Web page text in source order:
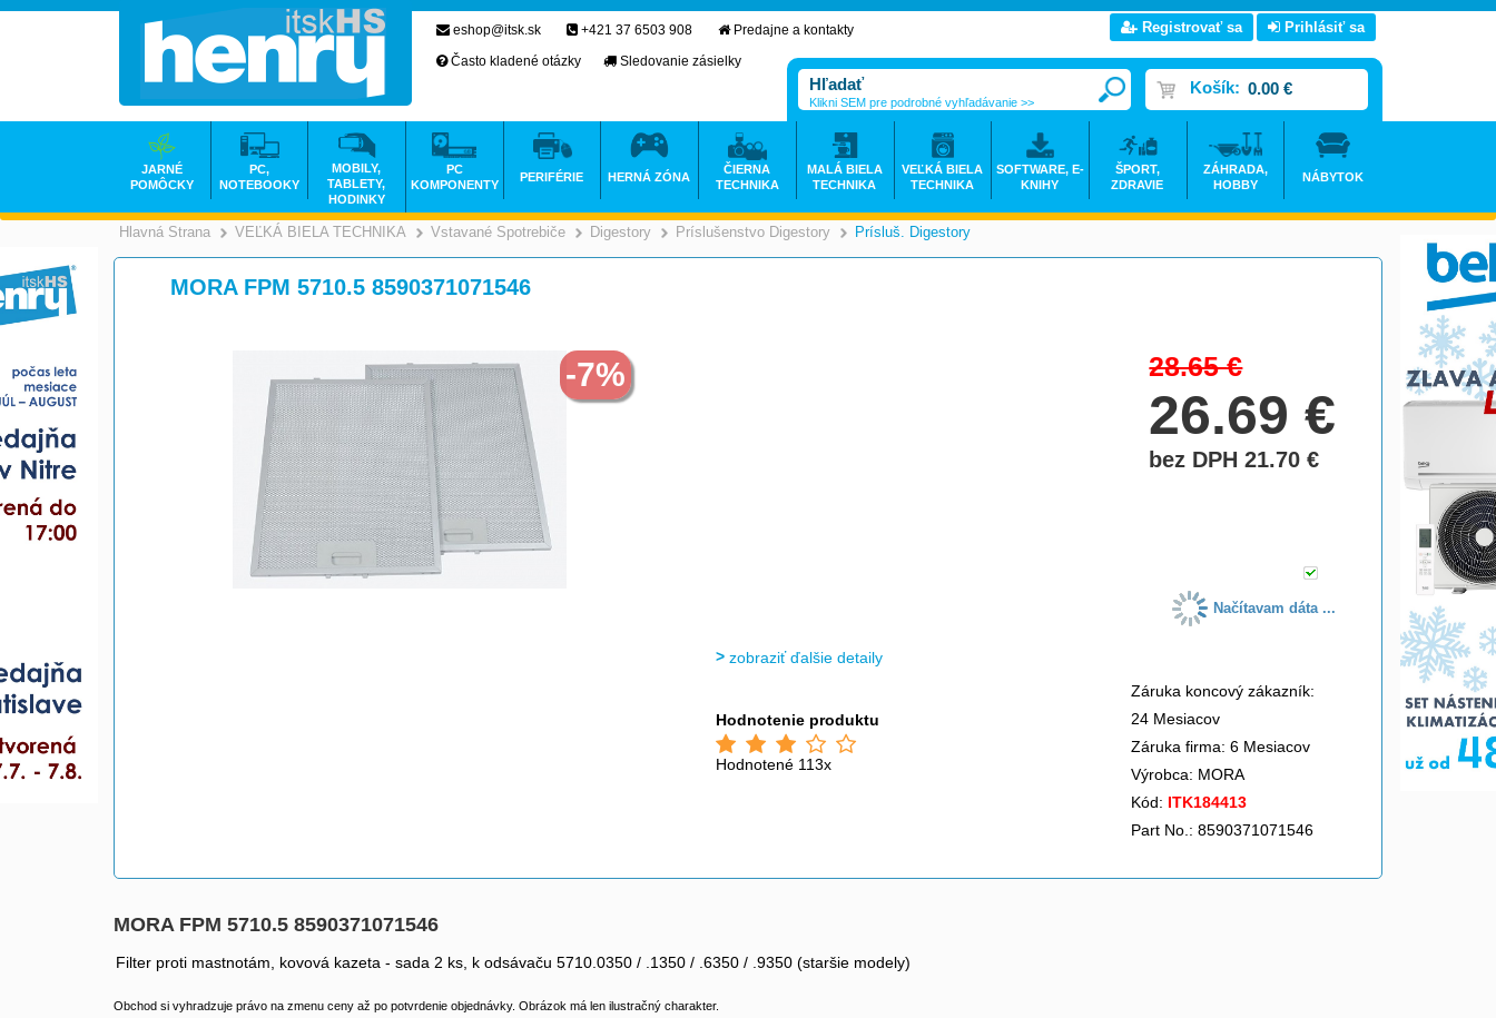
Hlavná Strana >
VEĽKÁ BIELA TECHNIKA >
Vstavané Spotrebiče >
Digestory Príslušenstvo Digestory Prísluš. Digestory
MORA FPM 5710.5 8590371071546
-7% 28.65€
26.69€
bez DPH 21.70€
Načítavam dáta ...
zobraziť ďalšie detaily
Hodnotenie produktu
Hodnotené 113x
Záruka koncový zákazník:
24 Mesiacov
Záruka firma: 6 Mesiacov
Výrobca: MORA
Kód: ITK184413
Part No.: 8590371071546
MORA FPM 5710.5 8590371071546
Filter proti mastnotám, kovová kazeta - sada 2 ks, k odsávaču 5710.0350 / .1350 / .6350 / .9350 (staršie modely)
Obchod si vyhradzuje právo na zmenu ceny až po potvrdenie objednávky. Obrázok má len ilustračný charakter.
eshop@itsk.sk +421 37 6503 908
Predajne a kontakty
Často kladené otázky
Sledovanie zásielky
Registrovať sa Prihlásiť sa
Košík: 0.00 €
Klikni SEM pre podrobné vyhľadávanie >>
JARNÉ
POMÔCKY
PC,
NOTEBOOKY
MOBILY,
TABLETY,
HODINKY
PC
KOMPONENTY
PERIFÉRIE HERNÁ ZÓNA
ČIERNA
TECHNIKA
MALÁ BIELA
TECHNIKA
VEĽKÁ BIELA
TECHNIKA
SOFTWARE, E-
KNIHY
ŠPORT,
ZDRAVIE
ZÁHRADA,
HOBBY
NÁBYTOK